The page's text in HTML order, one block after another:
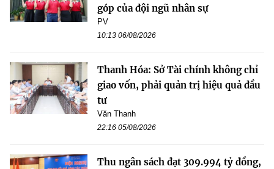
góp của đội ngũ nhân sự
PV
10:13 06/08/2026
Thanh Hóa: Sở Tài chính không chỉ
giao vốn, phải quản trị hiệu quả đầu
tư
Văn Thanh
22:16 05/08/2026
Thu ngân sách đạt 309.994 tỷ đồng,